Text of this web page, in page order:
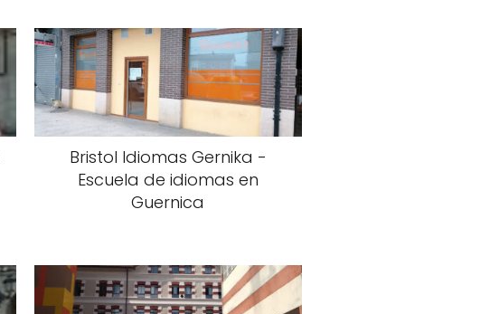
Bristol Idiomas Gernika -
Escuela de idiomas en
Guernica